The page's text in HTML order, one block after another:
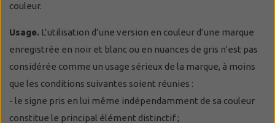
couleur.
Usage. L’utilisation d’une version en couleur d’une marque
enregistrée en noir et blanc ou en nuances de gris n'est pas
considérée comme un usage sérieux de la marque, à moins
que les conditions suivantes soient réunies :
- le signe pris en lui même indépendamment de sa couleur
constitue le principal élément distinctif ;